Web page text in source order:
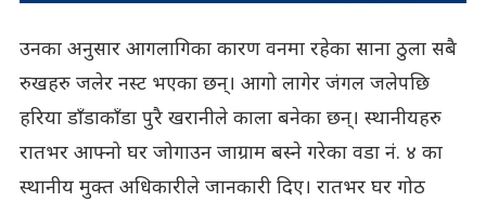
उनका अनुसार आगलागिका कारण वनमा रहेका साना ठुला सबै
रुखहरु जलेर नस्ट भएका छन्। आगो लागेर जंगल जलेपछि
हरिया डाँडाकाँडा पुरै खरानीले काला बनेका छन्। स्थानीयहरु
रातभर आफ्नो घर जोगाउन जाग्राम बस्ने गरेका वडा नं. ४ का
स्थानीय मुक्त अधिकारीले जानकारी दिए। रातभर घर गोठ